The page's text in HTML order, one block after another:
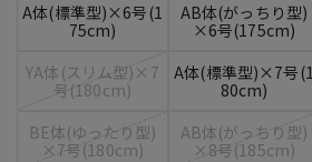
A体(標準型)×6号(1
75cm)
AB体(がっちり型)
×6号(175cm)
YA体(スリム型)×7
号(180cm)
A体(標準型)×7号(1
80cm)
BE体(ゆったり型)
×7号(180cm)
AB体(がっちり型)
×8号(185cm)